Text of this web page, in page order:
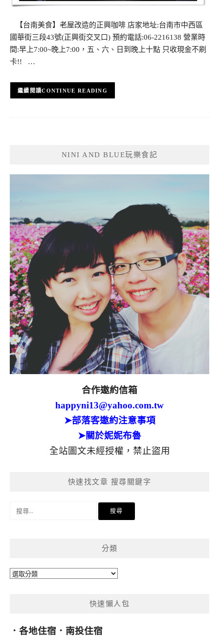
【台南美食】老屋改造的正興咖啡 店家地址:台南市中西區
國華街三段43號(正興街交叉口) 預約電話:06-2216138 營業時
間:早上7:00~晚上7:00，五、六、日到晚上十點 只收現金不刷
卡!! …
CONTINUE READING
NINI AND BLUE玩樂食記
合作邀約信箱
happyni13@yahoo.com.tw
➤部落客邀約注意事項
➤關於妮妮布魯
全站圖文未經授權，禁止盜用
快速找文章 搜尋關鍵字
分類
分
快速懶人包
． 各地住宿 ． 南投住宿